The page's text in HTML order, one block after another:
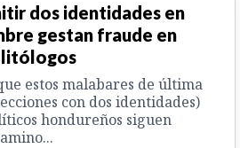
dos identidades en
gestan fraude en
estos malabares de última
con dos identidades)
hondureños siguen